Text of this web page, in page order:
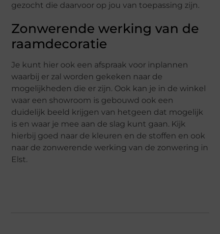
gezocht die daarvoor op jou van toepassing zijn.
Zonwerende werking van de
raamdecoratie
Je kunt hier ook een afspraak voor inplannen
waarbij er zal worden gekeken naar de
mogelijkheden die er zijn. Ook kan je in de winkel
waar een showroom is gebouwd ook een
duidelijk beeld krijgen van hetgeen dat mogelijk
is en waar je mee aan de slag kunt gaan. Kijk
hierbij goed naar de kleuren en de stoffen en ook
naar de zonwerende werking van de zonwering in
Elst.